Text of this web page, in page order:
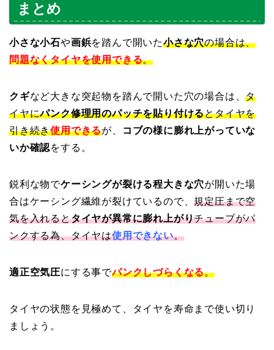
まとめ
小さな小石や画鋲を踏んで開いた小さな穴の場合は、
問題なくタイヤを使用できる。
クギなど大きな突起物を踏んで開いた穴の場合は、タ
イヤにパンク修理用のパッチを貼り付けるとタイヤを
引き続き使用できるが、
コブの様に膨れ上がっていな
いか確認をする。
鋭利な物でケーシングが裂ける程大きな穴が開いた場
合はケーシング繊維が裂けているので、規定圧まで空
気を入れるとタイヤが異常に膨れ上がりチューブがパ
ンクする為、タイヤは使用できない。
適正空気圧にする事でパンクしづらくなる。
タイヤの状態を見極めて、タイヤを寿命まで使い切り
ましょう。